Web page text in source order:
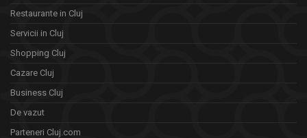
Restaurante in Cluj
Servicii in Cluj
Shopping Cluj
Cazare Cluj
Business Cluj
De vazut
Parteneri Cluj.com